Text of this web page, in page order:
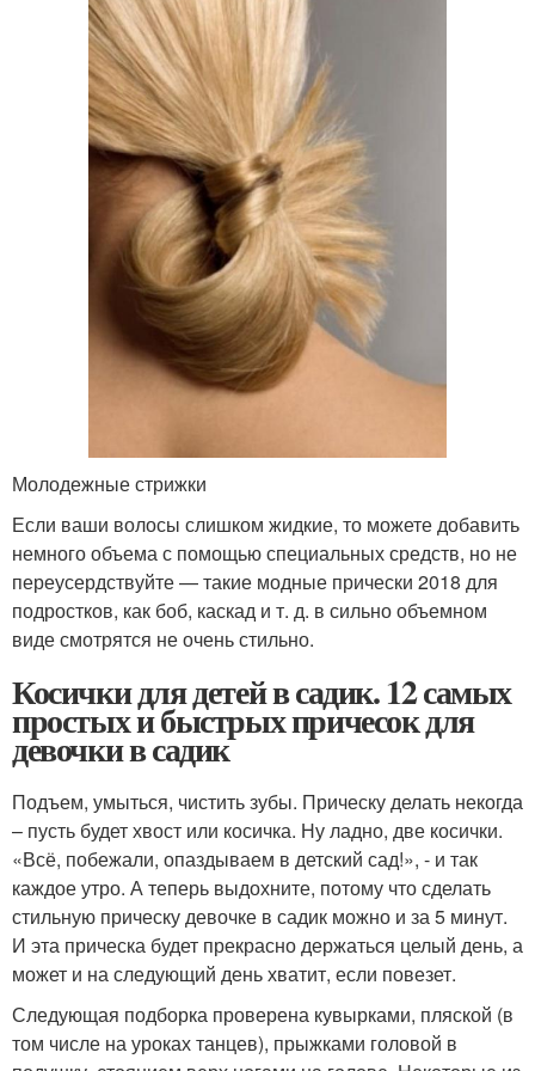
Молодежные стрижки
Если ваши волосы слишком жидкие, то можете добавить
немного объема с помощью специальных средств, но не
переусердствуйте — такие модные прически 2018 для
подростков, как боб, каскад и т. д. в сильно объемном
виде смотрятся не очень стильно.
Косички для детей в садик. 12 самых
простых и быстрых причесок для
девочки в садик
Подъем, умыться, чистить зубы. Прическу делать некогда
– пусть будет хвост или косичка. Ну ладно, две косички.
«Всё, побежали, опаздываем в детский сад!», - и так
каждое утро. А теперь выдохните, потому что сделать
стильную прическу девочке в садик можно и за 5 минут.
И эта прическа будет прекрасно держаться целый день, а
может и на следующий день хватит, если повезет.
Следующая подборка проверена кувырками, пляской (в
том числе на уроках танцев), прыжками головой в